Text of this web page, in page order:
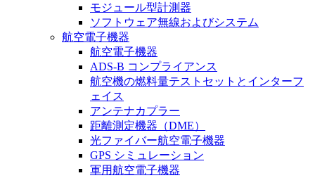
モジュール型計測器
ソフトウェア無線およびシステム
航空電子機器
航空電子機器
ADS-B コンプライアンス
航空機の燃料量テストセットとインターフ
ェイス
アンテナカプラー
距離測定機器（DME）
光ファイバー航空電子機器
GPS シミュレーション
軍用航空電子機器